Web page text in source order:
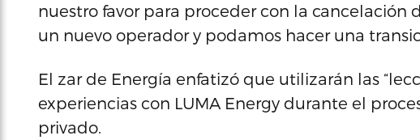
nuestro favor para proceder con la cancelación
un nuevo operador y podamos hacer una
El zar de Energía enfatizó que utilizarán las
experiencias con LUMA Energy durante el
privado.